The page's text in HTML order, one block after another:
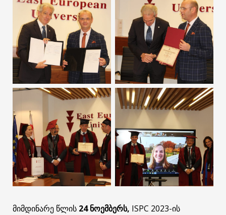
მიმდინარე წლის 24ნოემბერს, ISPC 2023-ის